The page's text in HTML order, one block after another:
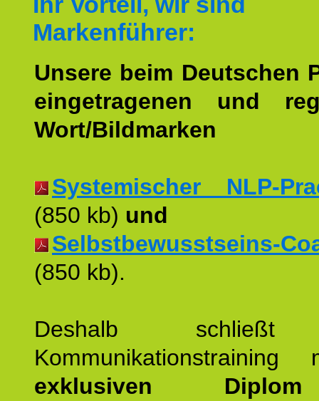
Markenführer:
Unsere beim Deutschen
eingetragenen und
Wort/Bildmarken
Systemischer NLP-
(850 kb) und
Selbstbewusstseins-
(850 kb).
Deshalb schließt
exklusiven